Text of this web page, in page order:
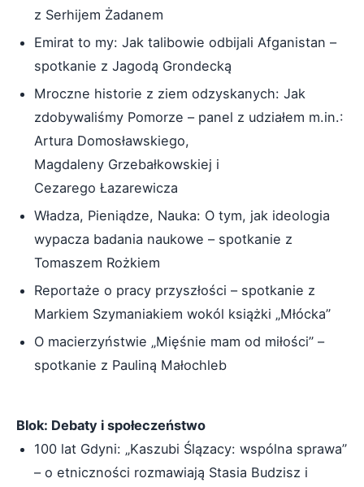
z Serhijem Żadanem
Emirat to my: Jak talibowie odbijali Afganistan –
spotkanie z Jagodą Grondecką
Mroczne historie z ziem odzyskanych: Jak
zdobywaliśmy Pomorze – panel z udziałem m.in.:
Artura Domosławskiego,
Magdaleny Grzebałkowskiej i
Cezarego Łazarewicza
Władza, Pieniądze, Nauka: O tym, jak ideologia
wypacza badania naukowe – spotkanie z
Tomaszem Rożkiem
Reportaże o pracy przyszłości – spotkanie z
Markiem Szymaniakiem wokól książki „Młócka”
O macierzyństwie „Mięśnie mam od miłości” –
spotkanie z Pauliną Małochleb
Blok: Debaty i społeczeństwo
100 lat Gdyni: „Kaszubi Ślązacy: wspólna sprawa”
– o etniczności rozmawiają Stasia Budzisz i